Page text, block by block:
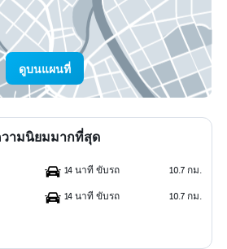
ดูบนแผนที่
ามนิยมมากที่สุด
14 นาที ขับรถ 10.7 กม.
14 นาที ขับรถ 10.7 กม.